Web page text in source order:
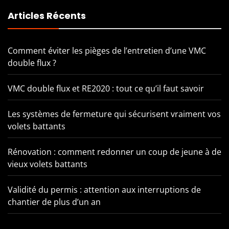
Articles Récents
Comment éviter les pièges de l’entretien d’une VMC
double flux ?
VMC double flux et RE2020 : tout ce qu’il faut savoir
Les systèmes de fermeture qui sécurisent vraiment vos
volets battants
Rénovation : comment redonner un coup de jeune à de
vieux volets battants
Validité du permis : attention aux interruptions de
chantier de plus d’un an